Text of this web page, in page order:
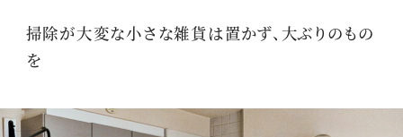
掃除が大変な小さな雑貨は置かず、大ぶりのもの
を